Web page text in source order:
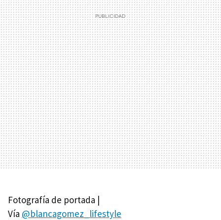
Fotografía de portada |
Vía @blancagomez_lifestyle